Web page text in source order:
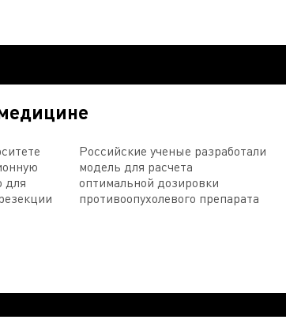
для
Российские ученые разработали
модель для расчета
оптимальной дозировки
противоопухолевого препарата